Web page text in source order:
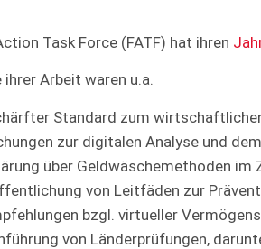
Task Force (FATF) hat ihren
ihrer Arbeit waren u.a.
Standard zum
zur digitalen Analyse und
über Geldwäschemethoden
von Leitfäden zur
bzgl. virtueller
von Länderprüfungen,